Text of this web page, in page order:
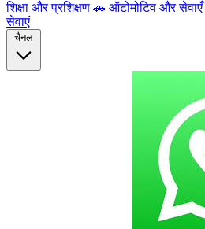
शिक्षा और प्रशिक्षण 🚗 ऑटोमोटिव और सेवाएँ
सेवाएं